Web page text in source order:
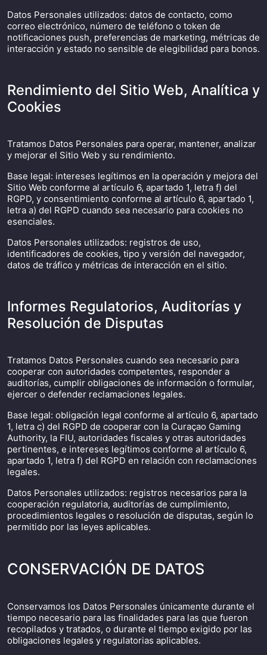
Datos Personales utilizados: datos de contacto, como
correo electrónico, número de teléfono o token de
notificaciones push, preferencias de marketing, métricas de
interacción y estado no sensible de elegibilidad para bonos.
Rendimiento del Sitio Web, Analítica y
Cookies
Tratamos Datos Personales para operar, mantener, analizar
y mejorar el Sitio Web y su rendimiento.
Base legal: intereses legítimos en la operación y mejora del
Sitio Web conforme al artículo 6, apartado 1, letra f) del
RGPD, y consentimiento conforme al artículo 6, apartado 1,
letra a) del RGPD cuando sea necesario para cookies no
esenciales.
Datos Personales utilizados: registros de uso,
identificadores de cookies, tipo y versión del navegador,
datos de tráfico y métricas de interacción en el sitio.
Informes Regulatorios, Auditorías y
Resolución de Disputas
Tratamos Datos Personales cuando sea necesario para
cooperar con autoridades competentes, responder a
auditorías, cumplir obligaciones de información o formular,
ejercer o defender reclamaciones legales.
Base legal: obligación legal conforme al artículo 6, apartado
1, letra c) del RGPD de cooperar con la Curaçao Gaming
Authority, la FIU, autoridades fiscales y otras autoridades
pertinentes, e intereses legítimos conforme al artículo 6,
apartado 1, letra f) del RGPD en relación con reclamaciones
legales.
Datos Personales utilizados: registros necesarios para la
cooperación regulatoria, auditorías de cumplimiento,
procedimientos legales o resolución de disputas, según lo
permitido por las leyes aplicables.
CONSERVACIÓN DE DATOS
Conservamos los Datos Personales únicamente durante el
tiempo necesario para las finalidades para las que fueron
recopilados y tratados, o durante el tiempo exigido por las
obligaciones legales y regulatorias aplicables.